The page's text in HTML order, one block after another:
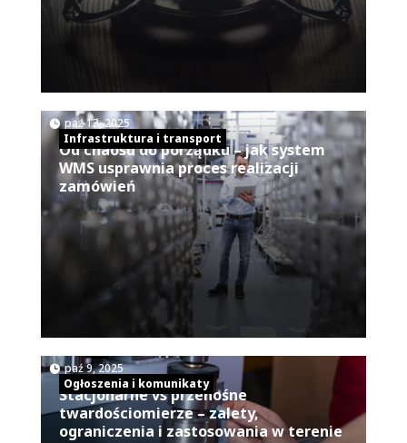
Od chaosu do porządku – jak system
WMS usprawnia proces realizacji
zamówień
paź 13, 2025|
Infrastruktura i transport
Stacjonarne vs przenośne
twardościomierze – zalety,
ograniczenia i zastosowania w terenie
paź 9, 2025|
Ogłoszenia i komunikaty